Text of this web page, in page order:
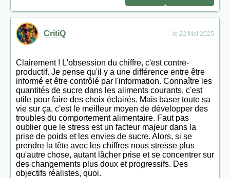
CritiQ le 22 Mai 2025
Clairement ! L'obsession du chiffre, c'est contre-
productif. Je pense qu'il y a une différence entre être
informé et être contrôlé par l'information. Connaître les
quantités de sucre dans les aliments courants, c'est
utile pour faire des choix éclairés. Mais baser toute sa
vie sur ça, c'est le meilleur moyen de développer des
troubles du comportement alimentaire. Faut pas
oublier que le stress est un facteur majeur dans la
prise de poids et les envies de sucre. Alors, si se
prendre la tête avec les chiffres nous stresse plus
qu'autre chose, autant lâcher prise et se concentrer sur
des changements plus doux et progressifs. Des
objectifs réalistes, quoi.